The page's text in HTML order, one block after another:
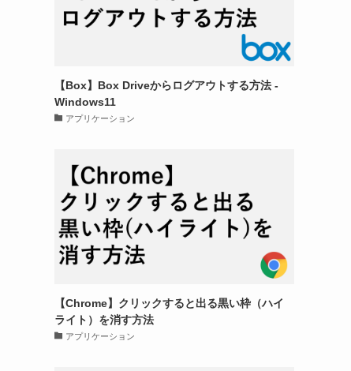
【Box】Box Driveからログアウトする方法 -
Windows11
アプリケーション
【Chrome】クリックすると出る黒い枠（ハイ
ライト）を消す方法
アプリケーション